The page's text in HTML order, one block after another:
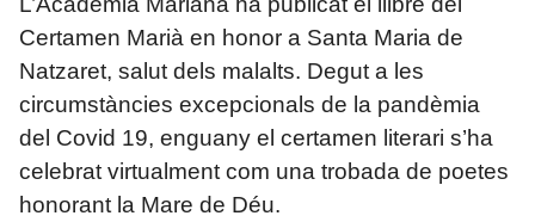
Certamen Marià en honor a Santa Maria de
Natzaret, salut dels malalts. Degut a les
circumstàncies excepcionals de la pandèmia
del Covid 19, enguany el certamen literari s’ha
celebrat virtualment com una trobada de poetes
honorant la Mare de Déu.